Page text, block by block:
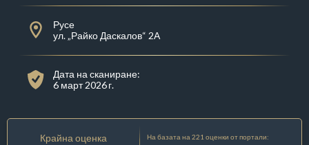
Русе
ул. „Райко Даскалов“ 2А
Дата на сканиране:
6 март 2026 г.
Крайна оценка На базата на 221 оценки от портали: